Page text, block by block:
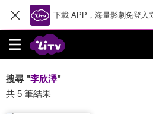
下載 APP，海量影劇免登入
搜尋 "李欣澤"
共 5 筆結果